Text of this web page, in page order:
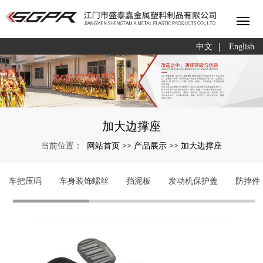
中文 | English
加大边撑座
当前位置： 网站首页 >> 产品展示 >> 加大边撑座
车把压码 车身装饰螺丝 挡泥板 发动机保护盖 防摔件